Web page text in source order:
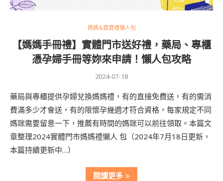
媽媽&寶寶禮懶人包
【媽媽手冊禮】實體門市送好禮，藥局、專櫃
憑孕婦手冊等妳來申請！懶人包攻略
2024-07-18
藥局與專櫃提供孕婦兌換媽媽禮，有的直接免費送，有的需消
費滿多少才會送，有的限懷孕幾週才符合資格，每家規定不同
媽咪需要留意一下，推薦有時間的媽咪可以前往領取。本篇文
章整理2024實體門市媽媽禮懶人 包（2024年7月18日更新，
本篇持續更新中…）
閱讀更多